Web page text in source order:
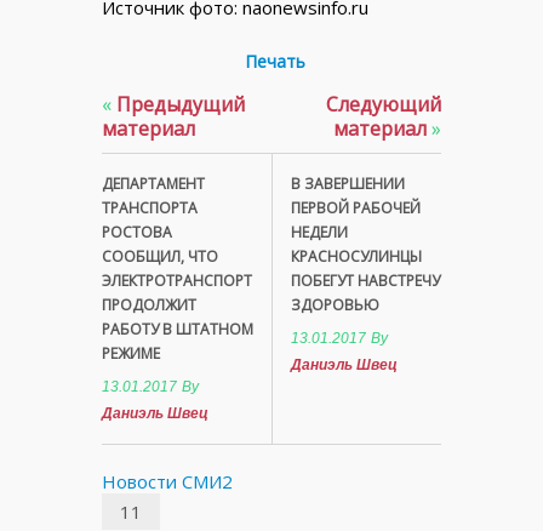
Источник фото: naonewsinfo.ru
Печать
« Предыдущий
материал
ДЕПАРТАМЕНТ
ТРАНСПОРТА
РОСТОВА
СООБЩИЛ, ЧТО
ЭЛЕКТРОТРАНСПОРТ
ПРОДОЛЖИТ
РАБОТУ В ШТАТНОМ
РЕЖИМЕ
13.01.2017 By
Даниэль Швец
Следующий
материал»
В ЗАВЕРШЕНИИ
ПЕРВОЙ РАБОЧЕЙ
НЕДЕЛИ
КРАСНОСУЛИНЦЫ
ПОБЕГУТ НАВСТРЕЧУ
ЗДОРОВЬЮ
13.01.2017 By
Даниэль Швец
Новости СМИ2
11